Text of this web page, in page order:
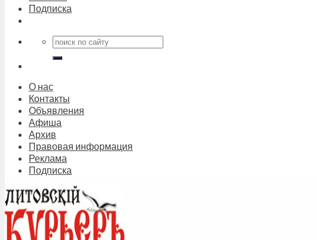
Подписка
О нас
Контакты
Объявления
Афиша
Архив
Правовая информация
Реклама
Подписка